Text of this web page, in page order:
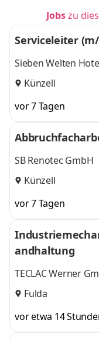
Jobszu
Serviceleiter
Sieben Welten
Künzell
vor 7 Tagen
SB Renotec GmbH
Künzell
vor 7 Tagen
andhaltung
TECLAC Werner
Fulda
vor etwa 14